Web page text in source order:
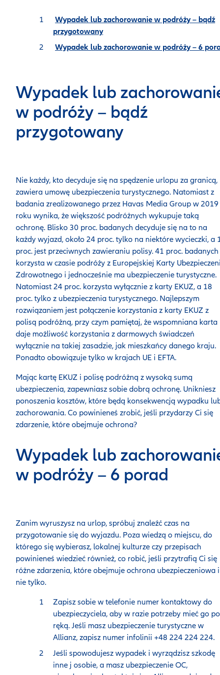
Wypadek lub zachorowanie w podróży – bądź
przygotowany
Wypadek lub zachorowanie w podróży – 6
Wypadek lub
w podróży – bądź
przygotowany
Nie każdy, kto decyduje się na spędzenie urlopu za granicą,
zawiera umowę ubezpieczenia turystycznego. Natomiast z
badania zrealizowanego przez Havas Media Group w 2019
roku wynika, że większość podróżnych wykupuje taką
ochronę. Blisko 30 proc. badanych decyduje się na to na
każdy wyjazd, około 24 proc. tylko na niektóre wycieczki, a
proc. jest przeciwnych zawieraniu polisy. 41 proc. badanych
korzysta w czasie podróży z Europejskiej Karty
Zdrowotnego i jednocześnie ma ubezpieczenie turystyczne.
Natomiast 24 proc. korzysta wyłącznie z karty EKUZ, a 18
proc. tylko z ubezpieczenia turystycznego. Najlepszym
rozwiązaniem jest połączenie korzystania z karty EKUZ z
polisą podróżną, przy czym pamiętaj, że wspomniana karta
daje możliwość korzystania z darmowych świadczeń
wyłącznie na takiej zasadzie, jak mieszkańcy danego kraju.
Ponadto obowiązuje tylko w krajach UE i EFTA.
Mając kartę EKUZ i polisę podróżną z wysoką sumą
ubezpieczenia, zapewniasz sobie dobrą ochronę. Unikniesz
ponoszenia kosztów, które będą konsekwencją wypadku
zachorowania. Co powinieneś zrobić, jeśli przydarzy Ci się
zdarzenie, które obejmuje ochrona?
Wypadek lub
w podróży – 6 porad
Zanim wyruszysz na urlop, spróbuj znaleźć czas na
przygotowanie się do wyjazdu. Poza wiedzą o miejscu, do
którego się wybierasz, lokalnej kulturze czy przepisach
powinieneś wiedzieć również, co robić, jeśli przytrafią Ci się
różne zdarzenia, które obejmuje ochrona ubezpieczeniowa i
nie tylko.
Zapisz sobie w telefonie numer kontaktowy do
ubezpieczyciela, aby w razie potrzeby mieć go
ręką. Jeśli masz ubezpieczenie turystyczne w
Allianz, zapisz numer infolinii +48 224 224 224.
Jeśli spowodujesz wypadek i wyrządzisz szkodę
inne j osobie, a masz ubezpieczenie OC,